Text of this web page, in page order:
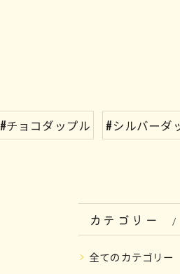
#チョコダップル
#シルバーダ
カテゴリー
全てのカテゴリー